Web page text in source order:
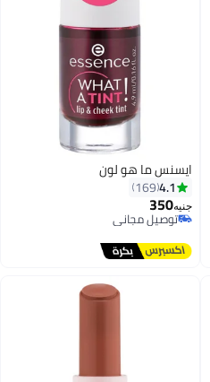
ايسنس ما هو لون
4.1
169
جنيه350
توصيل مجاني
توصيل مجاني